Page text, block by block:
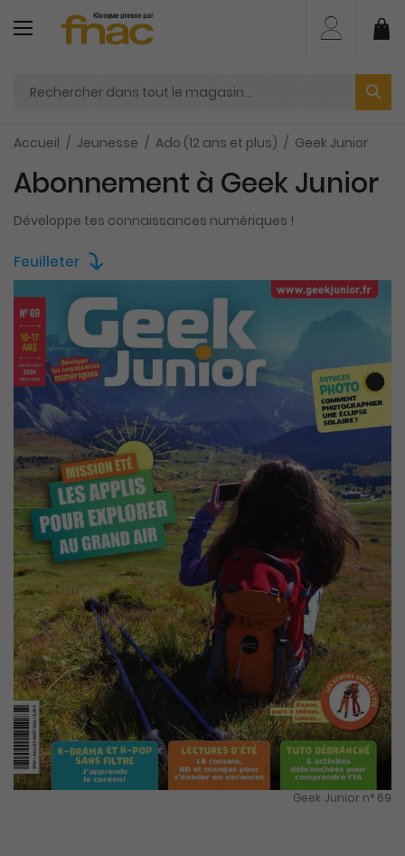
contenu
Accueil Jeunesse Ado (12 ans et plus) Geek Junior
Feuilleter
Geek Junior n° 69
Abonnement à Geek Junior
Développe tes connaissances numériques !